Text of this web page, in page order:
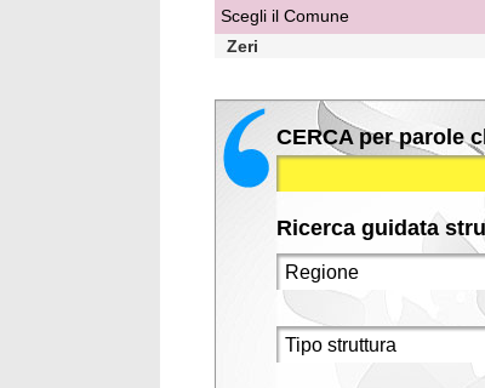
Scegli il Comune
Zeri
CERCA per parole
Ricerca guidata